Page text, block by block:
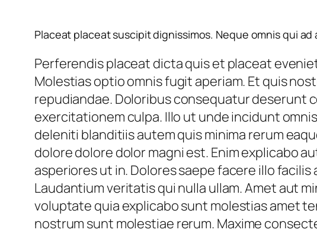
Placeat placeat suscipit dignissimos. Neque omnis qui
Perferendis placeat dicta quis et placeat
Molestias optio omnis fugit aperiam. Et quis
repudiandae. Doloribus consequatur deserunt
exercitationem culpa. Illo ut unde incidunt
deleniti blanditiis autem quis minima rerum
dolore dolore dolor magni est. Enim explicabo
asperiores ut in. Dolores saepe facere illo
Laudantium veritatis qui nulla ullam. Amet aut
voluptate quia explicabo sunt molestias amet
nostrum sunt molestiae rerum. Maxime